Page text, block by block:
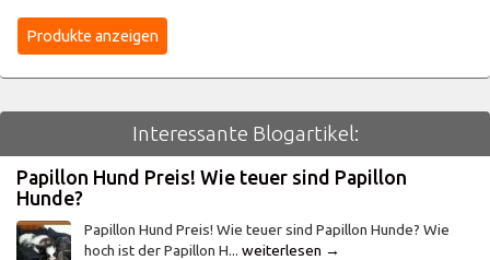
Interessante Blogartikel:
Papillon Hund Preis! Wie teuer sind Papillon
Hunde?
Papillon Hund Preis! Wie teuer sind Papillon Hunde? Wie
hoch ist der Papillon H... weiterlesen →